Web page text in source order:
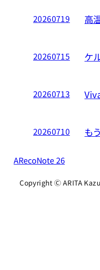
20260719 高
20260715 ケ
20260713
20260710 も
ARecoNote 26
Copyright Ⓒ ARITA